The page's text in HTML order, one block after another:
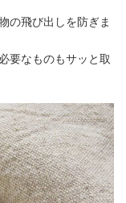
の飛び出しを防ぎま
要なものもサッと取